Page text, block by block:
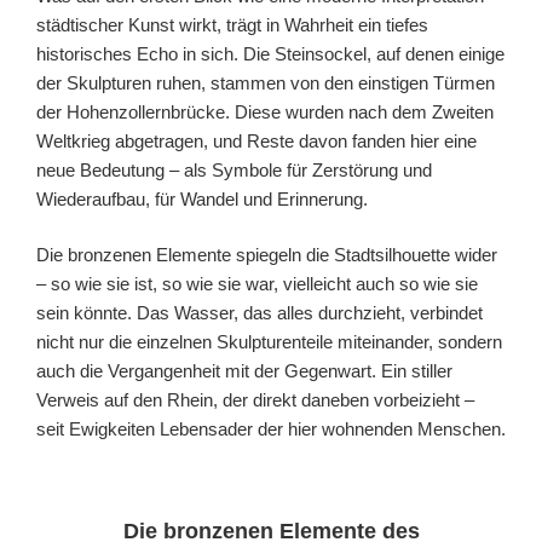
städtischer Kunst wirkt, trägt in Wahrheit ein tiefes
historisches Echo in sich. Die Steinsockel, auf denen einige
der Skulpturen ruhen, stammen von den einstigen Türmen
der Hohenzollernbrücke. Diese wurden nach dem Zweiten
Weltkrieg abgetragen, und Reste davon fanden hier eine
neue Bedeutung – als Symbole für Zerstörung und
Wiederaufbau, für Wandel und Erinnerung.
Die bronzenen Elemente spiegeln die Stadtsilhouette wider
– so wie sie ist, so wie sie war, vielleicht auch so wie sie
sein könnte. Das Wasser, das alles durchzieht, verbindet
nicht nur die einzelnen Skulpturenteile miteinander, sondern
auch die Vergangenheit mit der Gegenwart. Ein stiller
Verweis auf den Rhein, der direkt daneben vorbeizieht –
seit Ewigkeiten Lebensader der hier wohnenden Menschen.
Die bronzenen Elemente des